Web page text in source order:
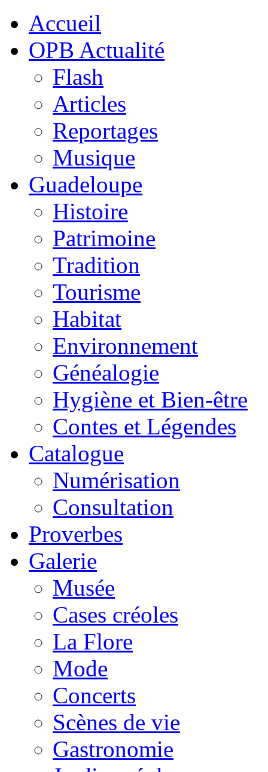
Accueil
OPB Actualité
Flash
Articles
Reportages
Musique
Guadeloupe
Histoire
Patrimoine
Tradition
Tourisme
Habitat
Environnement
Généalogie
Hygiène et Bien-être
Contes et Légendes
Catalogue
Numérisation
Consultation
Proverbes
Galerie
Musée
Cases créoles
La Flore
Mode
Concerts
Scènes de vie
Gastronomie